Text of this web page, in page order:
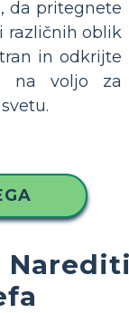
, da pritegnete
različnih oblik
in odkrijte
na voljo za